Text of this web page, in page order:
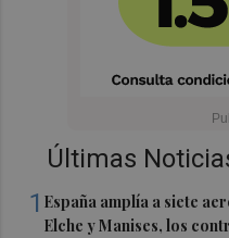
Últimas
1 España amplía a siete
Elche y Manises, los